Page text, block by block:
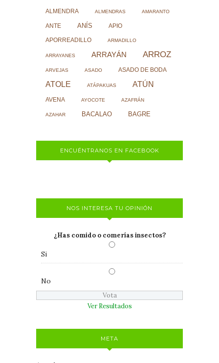
ALMENDRA ALMENDRAS AMARANTO
ANTE ANÍS APIO
APORREADILLO ARMADILLO
ARRAYANES ARRAYÁN ARROZ
ARVEJAS ASADO ASADO DE BODA
ATOLE ATÁPAKUAS ATÚN
AVENA AYOCOTE AZAFRÁN
AZAHAR BACALAO BAGRE
ENCUÉNTRANOS EN FACEBOOK
NOS INTERESA TU OPINIÓN
¿Has comido o comerías insectos?
Si
No
Ver Resultados
META